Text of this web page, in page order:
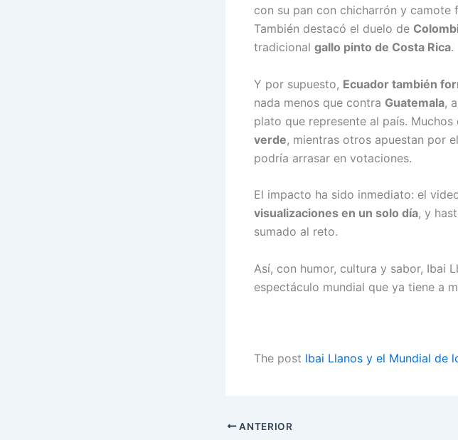
con su pan con chicharrón y camote
También destacó el duelo de
tradicional gallo pinto de Costa Rica.
Y por supuesto, Ecuador también
nada menos que contra Guatemala,
plato que represente al país.
verde, mientras otros apuestan por el
podría arrasar en votaciones.
El impacto ha sido inmediato: el
visualizaciones en un solo día, y
sumado al reto.
Así, con humor, cultura y sabor, Ibai
espectáculo mundial que ya tiene a
The post Ibai Llanos y el Mundial de
ANTERIOR